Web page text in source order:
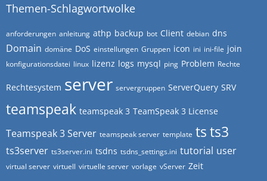
Themen-Schlagwortwolke
anforderungen anleitung athp backup bot Client debian dns
Domain domäne DoS einstellungen Gruppen icon ini ini-file join
konfigurationsdatei linux lizenz logs mysql ping Problem Rechte
Rechtesystem server servergruppen ServerQuery SRV
teamspeak teamspeak 3 TeamSpeak 3 License
Teamspeak 3 Server teamspeak server template tsts3
ts3server ts3server.ini tsdns tsdns_settings.ini tutorial user
virtual server virtuell virtuelle server vorlage vServer Zeit